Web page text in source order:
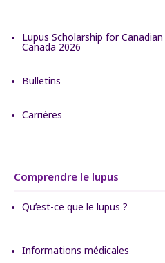
Lupus Scholarship for
Canada 2026
Bulletins
Carrières
Comprendre le lupus
Qu’est-ce que le lupus ?
Informations médicales